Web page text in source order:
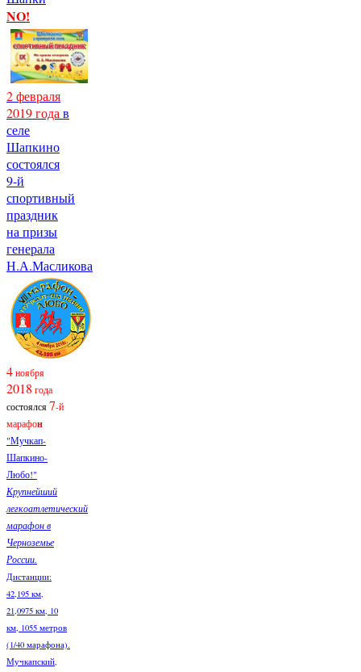
NO!
2 февраля
2019 года в
селе
Шапкино
состоялся
9-й
спортивный
праздник
на призы
генерала
Н.А.Масликова
4ноября
2018 года
состоялся7-й
марафон
"Мучкап-
Шапкино-
Любо!"
Крупнейший
легкоатлетический
марафон в
Черноземье
России.
Дистанции:
42,195 км,
21,0975 км, 10
км, 1055 метров
(1/40 марафона).
Мучкапский,